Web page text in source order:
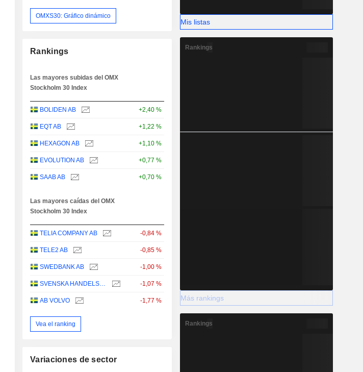
OMXS30: Gráfico dinámico
Rankings
Las mayores subidas del OMX
Stockholm 30 Index
BOLIDEN AB +2,40 %
EQT AB +1,22 %
HEXAGON AB +1,10 %
EVOLUTION AB +0,77 %
SAAB AB +0,70 %
Las mayores caídas del OMX
Stockholm 30 Index
TELIA COMPANY AB -0,84 %
TELE2 AB -0,85 %
SWEDBANK AB -1,00 %
SVENSKA HANDELSBANKEN AB -1,07 %
AB VOLVO -1,77 %
Vea el ranking
Variaciones de sector
Mis listas
Rankings
Más rankings
Rankings